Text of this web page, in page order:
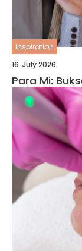
inspiration
16. July 2026
Para Mi: